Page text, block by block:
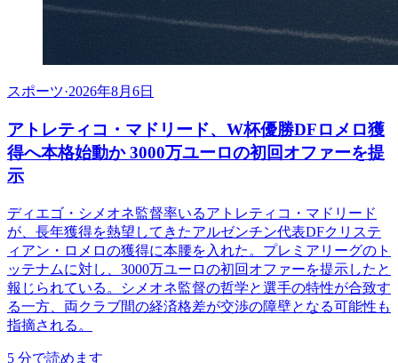
スポーツ·2026年8月6日
アトレティコ・マドリード、W杯優勝DFロメロ獲
得へ本格始動か 3000万ユーロの初回オファーを提
示
ディエゴ・シメオネ監督率いるアトレティコ・マドリード
が、長年獲得を熱望してきたアルゼンチン代表DFクリステ
ィアン・ロメロの獲得に本腰を入れた。プレミアリーグのト
ッテナムに対し、3000万ユーロの初回オファーを提示したと
報じられている。シメオネ監督の哲学と選手の特性が合致す
る一方、両クラブ間の経済格差が交渉の障壁となる可能性も
指摘される。
5 分で読めます